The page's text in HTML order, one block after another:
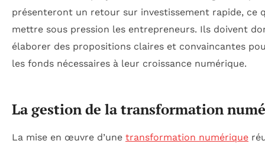
présenteront un retour sur investissement rapide, ce
mettre sous pression les entrepreneurs. Ils doivent
élaborer des propositions claires et convaincantes
les fonds nécessaires à leur croissance numérique.
La gestion de la transformation
La mise en œuvre d’une transformation numérique